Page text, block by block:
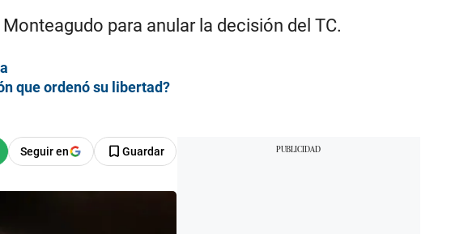
para anular la decisión del TC.
que ordenó su libertad?
Seguir en Guardar